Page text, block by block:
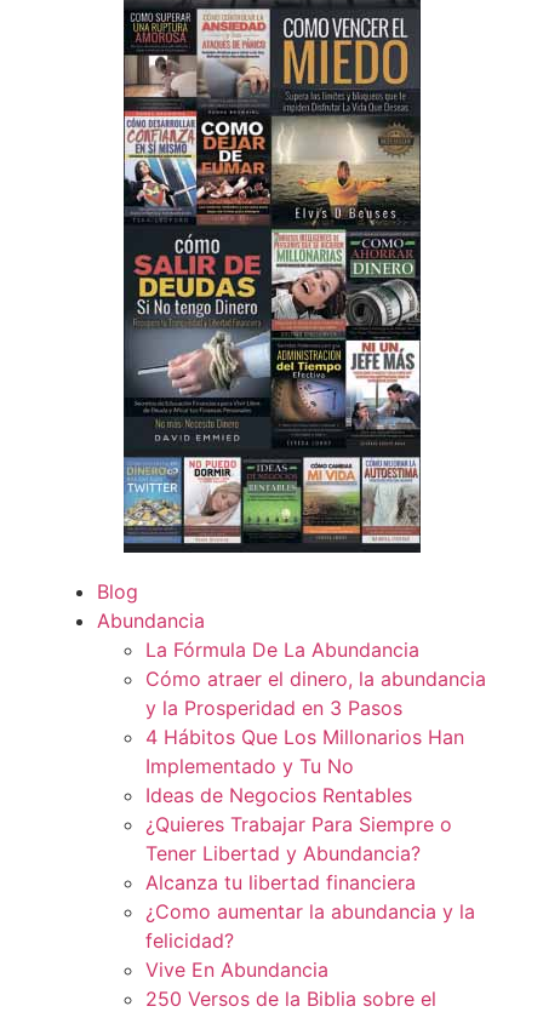
Blog
Abundancia
La Fórmula De La Abundancia
Cómo atraer el dinero, la abundancia
y la Prosperidad en 3 Pasos
4 Hábitos Que Los Millonarios Han
Implementado y Tu No
Ideas de Negocios Rentables
¿Quieres Trabajar Para Siempre o
Tener Libertad y Abundancia?
Alcanza tu libertad financiera
¿Como aumentar la abundancia y la
felicidad?
Vive En Abundancia
250 Versos de la Biblia sobre el